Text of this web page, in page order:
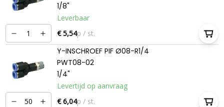
1/8"
Leverbaar
€ 5,54p / st.
Y-INSCHROEF PIF Ø08-R1/4
PWT08-02
1/4"
Levertijd op aanvraag
€ 6,04p / st.